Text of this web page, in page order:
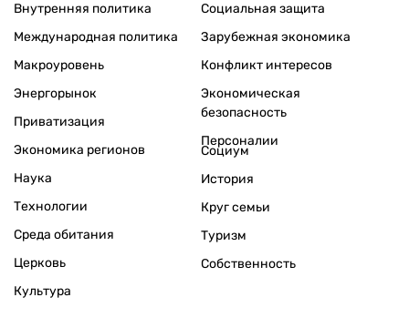
Внутренняя политика
Международная политика
Макроуровень
Энергорынок
Приватизация
Экономика регионов
Социальная защита
Зарубежная экономика
Конфликт интересов
Экономическая
безопасность
Персоналии
Наука
Технологии
Среда обитания
Церковь
Культура
Социум
История
Круг семьи
Туризм
Собственность